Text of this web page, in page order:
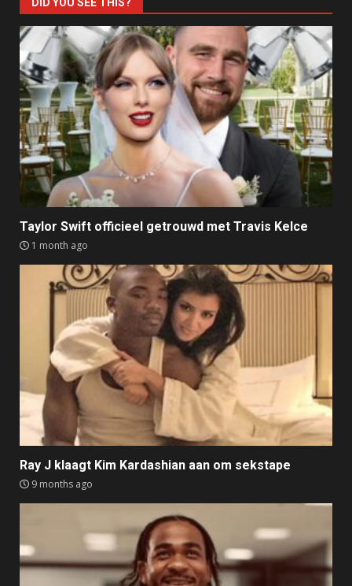
Taylor Swift officieel getrouwd met Travis Kelce
1 month ago
Ray J klaagt Kim Kardashian aan om sekstape
9 months ago